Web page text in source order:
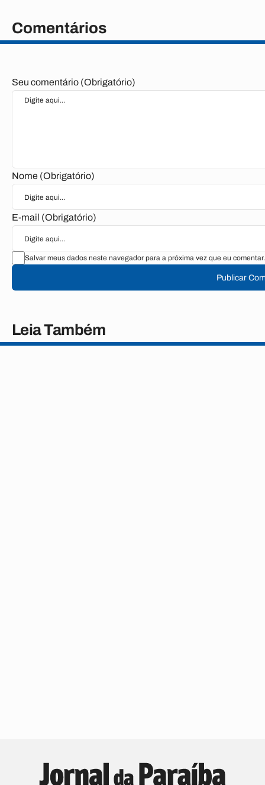
Comentários
Seu comentário (Obrigatório)
Nome (Obrigatório)
E-mail (Obrigatório)
Salvar meus dados neste navegador para a próxima vez que eu comentar.
Publicar
Leia Também